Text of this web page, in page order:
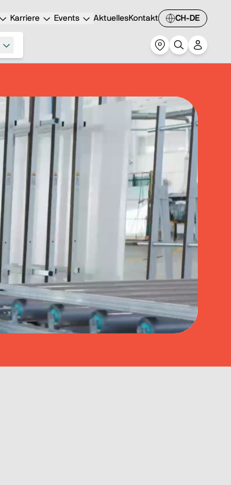
Karriere Events AktuellesKontakt CH-DE